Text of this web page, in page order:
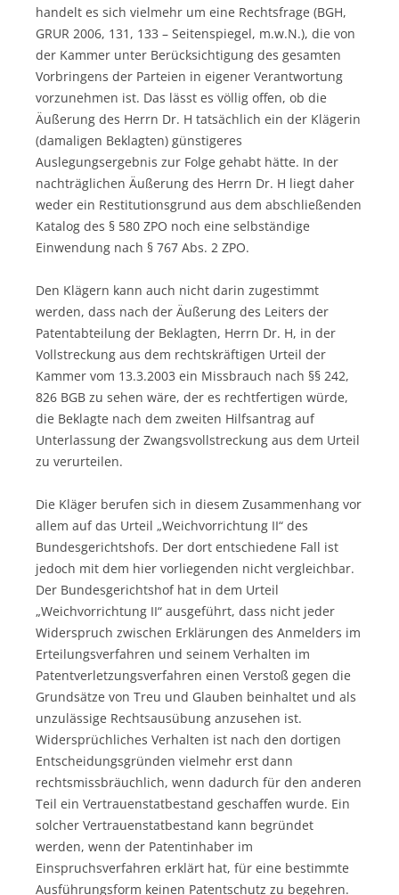
handelt es sich vielmehr um eine Rechtsfrage (BGH,
GRUR 2006, 131, 133 – Seitenspiegel, m.w.N.), die von
der Kammer unter Berücksichtigung des gesamten
Vorbringens der Parteien in eigener Verantwortung
vorzunehmen ist. Das lässt es völlig offen, ob die
Äußerung des Herrn Dr. H tatsächlich ein der Klägerin
(damaligen Beklagten) günstigeres
Auslegungsergebnis zur Folge gehabt hätte. In der
nachträglichen Äußerung des Herrn Dr. H liegt daher
weder ein Restitutionsgrund aus dem abschließenden
Katalog des § 580 ZPO noch eine selbständige
Einwendung nach § 767 Abs. 2 ZPO.
Den Klägern kann auch nicht darin zugestimmt
werden, dass nach der Äußerung des Leiters der
Patentabteilung der Beklagten, Herrn Dr. H, in der
Vollstreckung aus dem rechtskräftigen Urteil der
Kammer vom 13.3.2003 ein Missbrauch nach §§ 242,
826 BGB zu sehen wäre, der es rechtfertigen würde,
die Beklagte nach dem zweiten Hilfsantrag auf
Unterlassung der Zwangsvollstreckung aus dem Urteil
zu verurteilen.
Die Kläger berufen sich in diesem Zusammenhang vor
allem auf das Urteil „Weichvorrichtung II“ des
Bundesgerichtshofs. Der dort entschiedene Fall ist
jedoch mit dem hier vorliegenden nicht vergleichbar.
Der Bundesgerichtshof hat in dem Urteil
„Weichvorrichtung II“ ausgeführt, dass nicht jeder
Widerspruch zwischen Erklärungen des Anmelders im
Erteilungsverfahren und seinem Verhalten im
Patentverletzungsverfahren einen Verstoß gegen die
Grundsätze von Treu und Glauben beinhaltet und als
unzulässige Rechtsausübung anzusehen ist.
Widersprüchliches Verhalten ist nach den dortigen
Entscheidungsgründen vielmehr erst dann
rechtsmissbräuchlich, wenn dadurch für den anderen
Teil ein Vertrauenstatbestand geschaffen wurde. Ein
solcher Vertrauenstatbestand kann begründet
werden, wenn der Patentinhaber im
Einspruchsverfahren erklärt hat, für eine bestimmte
Ausführungsform keinen Patentschutz zu begehren.